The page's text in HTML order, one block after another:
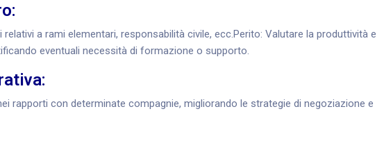
a rami elementari, responsabilità civile, ecc.Perito: Valutare la produttività e
eventuali necessità di formazione o supporto.
rapporti con determinate compagnie, migliorando le strategie di negoziazione e